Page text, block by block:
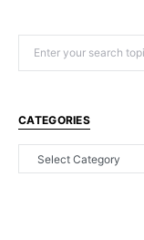
CATEGORIES